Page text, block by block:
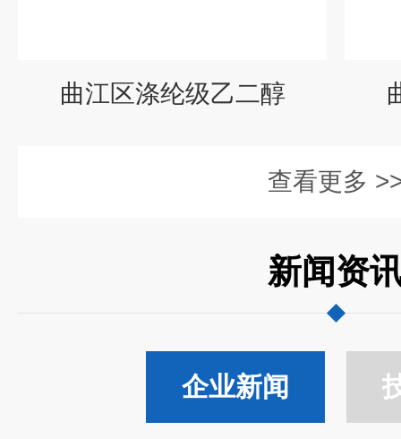
曲江区涤纶级乙二醇
查看更多
新闻资
企业新闻